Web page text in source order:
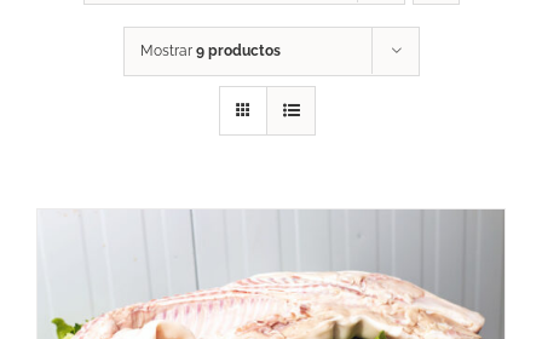
Mostrar 9 productos